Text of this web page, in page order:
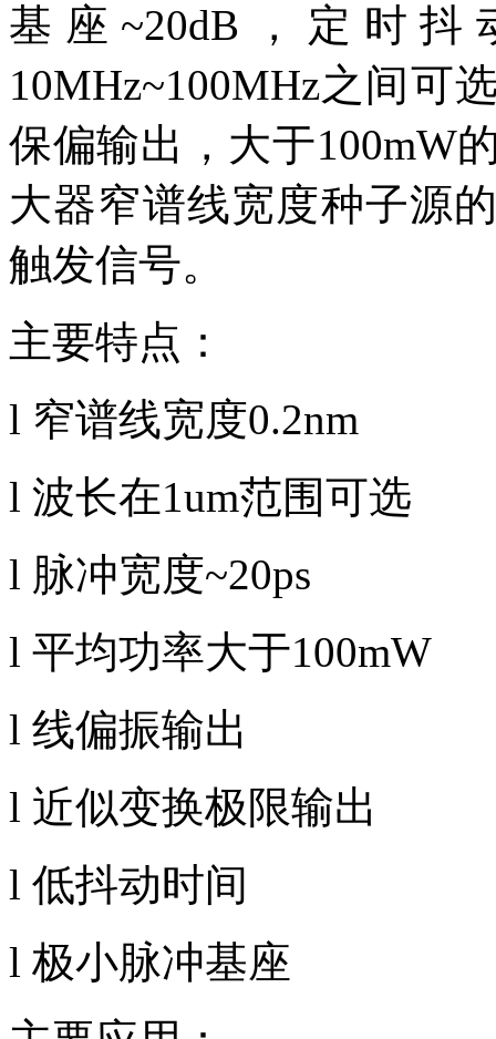
基座~20dB，定时
10MHz~100MHz之间可
保偏输出，大于100mW
大器窄谱线宽度种子源
触发信号。
主要特点：
l 窄谱线宽度0.2nm
l 波长在1um范围可选
l 脉冲宽度~20ps
l 平均功率大于100mW
l 线偏振输出
l 近似变换极限输出
l 低抖动时间
l 极小脉冲基座